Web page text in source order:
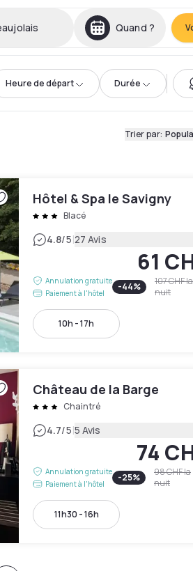
Quand ?
Heure de départ Durée
Trier par:
Hôtel & Spa le Savigny
Blacé
4.8/5|27 Avis
Annulation gratuite
Paiement à l'hôtel
61
-44% 107 CHFla
nuit
10h - 17h
Château de la Barge
Chaintré
4.7/5|5 Avis
Annulation gratuite
Paiement à l'hôtel
74
-25% 98 CHFla
nuit
11h30 - 16h